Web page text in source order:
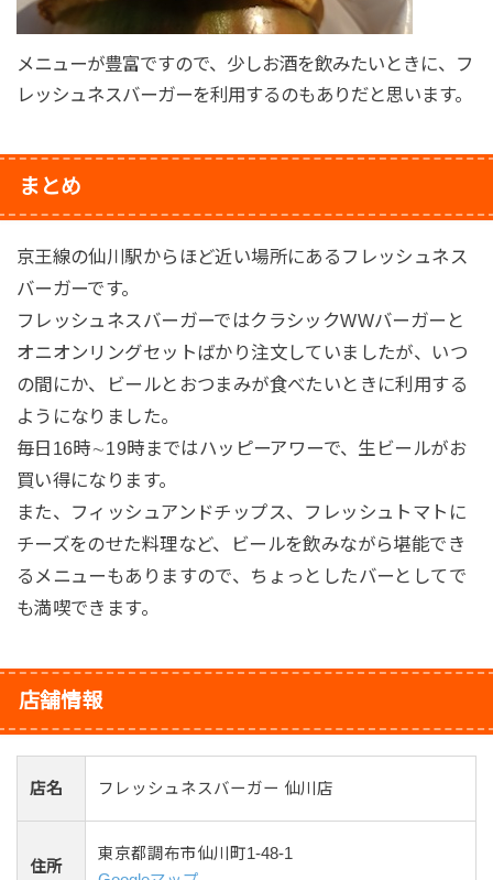
メニューが豊富ですので、少しお酒を飲みたいときに、フ
レッシュネスバーガーを利用するのもありだと思います。
まとめ
京王線の仙川駅からほど近い場所にあるフレッシュネス
バーガーです。
フレッシュネスバーガーではクラシックWWバーガーと
オニオンリングセットばかり注文していましたが、いつ
の間にか、ビールとおつまみが食べたいときに利用する
ようになりました。
毎日16時∼19時まではハッピーアワーで、生ビールがお
買い得になります。
また、フィッシュアンドチップス、フレッシュトマトに
チーズをのせた料理など、ビールを飲みながら堪能でき
るメニューもありますので、ちょっとしたバーとしてで
も満喫できます。
店舗情報
店名 フレッシュネスバーガー 仙川店
住所
東京都調布市仙川町1-48-1